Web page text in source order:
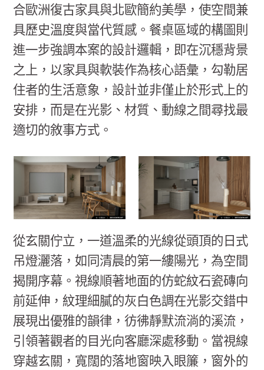
合歐洲復古家具與北歐簡約美學，使空間兼
具歷史溫度與當代質感。餐桌區域的構圖則
進一步強調本案的設計邏輯，即在沉穩背景
之上，以家具與軟裝作為核心語彙，勾勒居
住者的生活意象，設計並非僅止於形式上的
安排，而是在光影、材質、動線之間尋找最
適切的敘事方式。
從玄關佇立，一道溫柔的光線從頭頂的日式
吊燈灑落，如同清晨的第一縷陽光，為空間
揭開序幕。視線順著地面的仿蛇紋石瓷磚向
前延伸，紋理細膩的灰白色調在光影交錯中
展現出優雅的韻律，彷彿靜默流淌的溪流，
引領著觀者的目光向客廳深處移動。當視線
穿越玄關，寬闊的落地窗映入眼簾，窗外的